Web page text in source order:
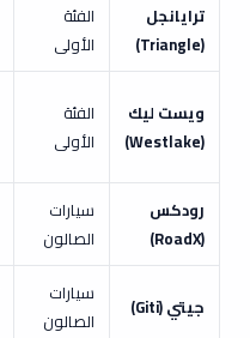
ترايانجل
(Triangle)
الفئة
الأولى
ويست ليك
(Westlake)
الفئة
الأولى
رودكس
(RoadX)
سيارات
الصالون
جيتي (Giti)
سيارات
الصالون